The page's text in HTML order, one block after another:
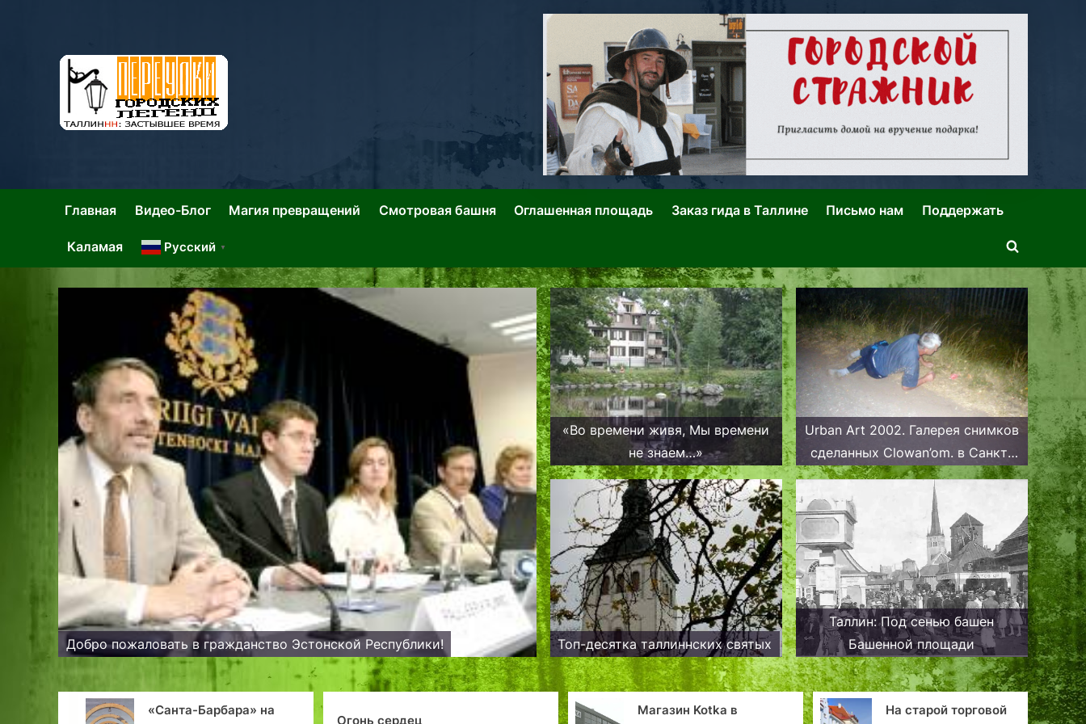
Таллин: Переулки Городских Легенд
Главная Видео-Блог Магия превращений Смотровая башня Оглашенная площадь Заказ гида в Таллине Письмо нам Поддержать
Каламая Русский ▼
Toggle
search
form
Добро пожаловать в гражданство Эстонской Республики!
«Во времени живя, Мы времени
не знаем…»
Urban Art 2002. Галерея снимков
сделанных Clowan’om. в Санкт-
Петербурге летом 2002 года.
Топ-десятка таллиннских святых
Таллин: Под сенью башен
Башенной площади
«Санта-Барбара» на
Огонь сердец
Магазин Kotka в
На старой торговой
Таллин: